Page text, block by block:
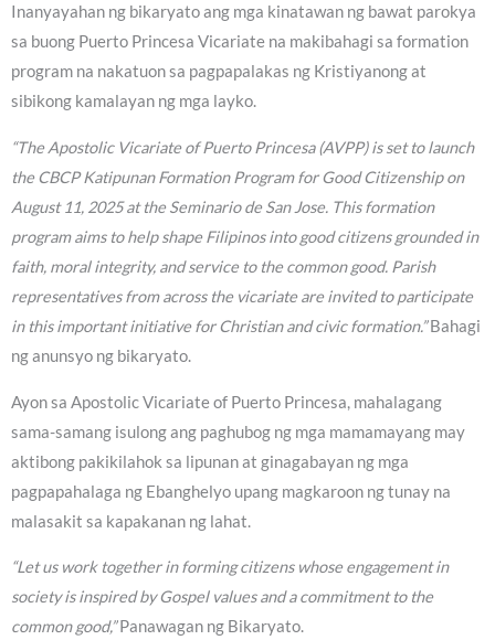
Inanyayahan ng bikaryato ang mga kinatawan ng bawat parokya
sa buong Puerto Princesa Vicariate na makibahagi sa formation
program na nakatuon sa pagpapalakas ng Kristiyanong at
sibikong kamalayan ng mga layko.
“The Apostolic Vicariate of Puerto Princesa (AVPP) is set to launch
the CBCP Katipunan Formation Program for Good Citizenship on
August 11, 2025 at the Seminario de San Jose. This formation
program aims to help shape Filipinos into good citizens grounded in
faith, moral integrity, and service to the common good. Parish
representatives from across the vicariate are invited to participate
in this important initiative for Christian and civic formation.”Bahagi
ng anunsyo ng bikaryato.
Ayon sa Apostolic Vicariate of Puerto Princesa, mahalagang
sama-samang isulong ang paghubog ng mga mamamayang may
aktibong pakikilahok sa lipunan at ginagabayan ng mga
pagpapahalaga ng Ebanghelyo upang magkaroon ng tunay na
malasakit sa kapakanan ng lahat.
“Let us work together in forming citizens whose engagement in
society is inspired by Gospel values and a commitment to the
common good,”Panawagan ng Bikaryato.